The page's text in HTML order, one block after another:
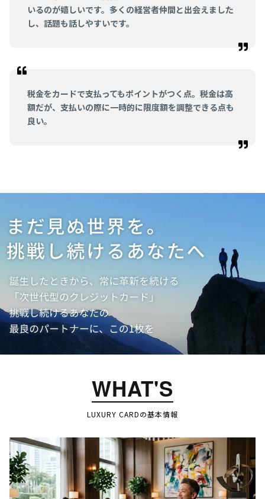
いるのが嬉しいです。多くの経営者仲間と出会えました
し、話題も話しやすいです。
税金をカードで支払ってもポイントがつく点。税金は高
額だが、支払いの際に一時的に限度額を調整できる点も
良い。
WHAT'S
LUXURY CARDの基本情報